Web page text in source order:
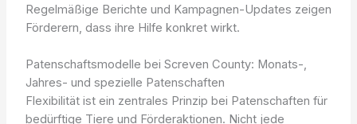
Regelmäßige Berichte und Kampagnen-Updates zeigen
Förderern, dass ihre Hilfe konkret wirkt.
Patenschaftsmodelle bei Screven County: Monats-,
Jahres- und spezielle Patenschaften
Flexibilität ist ein zentrales Prinzip bei Patenschaften für
bedürftige Tiere und Förderaktionen. Nicht jede